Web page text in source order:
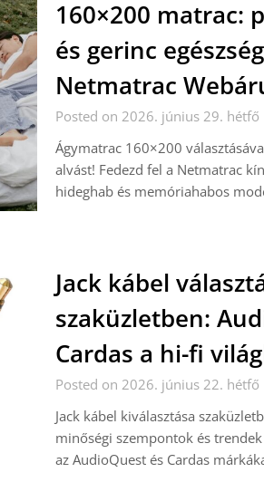
160×200 matrac:
és gerinc
Netmatrac
Posted on 2026. június 29. hétfő
Ágymatrac 160×200
alvást! Fedezd fel a Netmatrac
hideghab és memóriahabos
Jack kábel
szaküzletben:
Cardas a hi-fi
Posted on 2026. június 22. hétfő
Jack kábel kiválasztása
minőségi szempontok és
az AudioQuest és Cardas